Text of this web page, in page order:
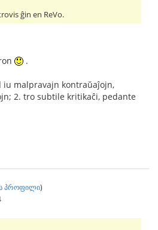
ĝin en ReVo.
.
iu malpravajn kontraŭaĵojn,
2. tro subtile kritikaĉi, pedante
პროფილი)